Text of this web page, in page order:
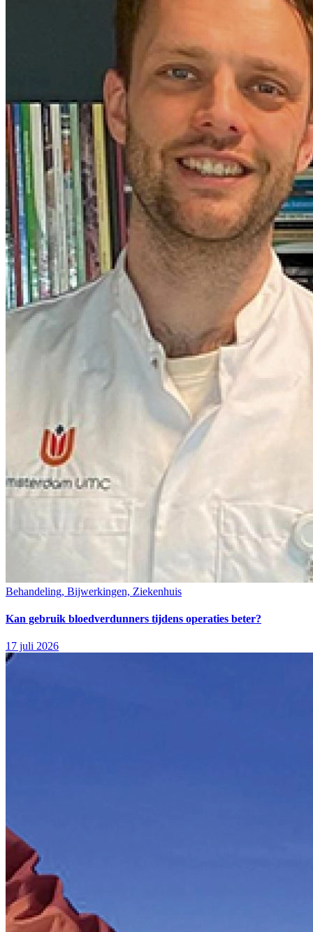
Behandeling, Bijwerkingen, Ziekenhuis
Kan gebruik bloedverdunners tijdens operaties beter?
17 juli 2026